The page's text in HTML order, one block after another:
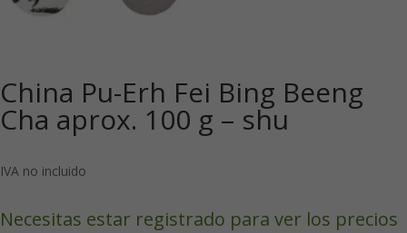
China Pu-Erh Fei Bing Beeng
Cha aprox. 100 g – shu
IVA no incluido
Necesitas estar registrado para ver los precios